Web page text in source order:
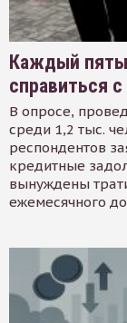
Каждый
справиться
В опросе,
среди 1,2 тыс.
респондентов
кредитные
вынуждены
ежемесячного